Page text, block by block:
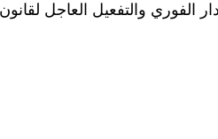
الفوري والتفعيل العاجل